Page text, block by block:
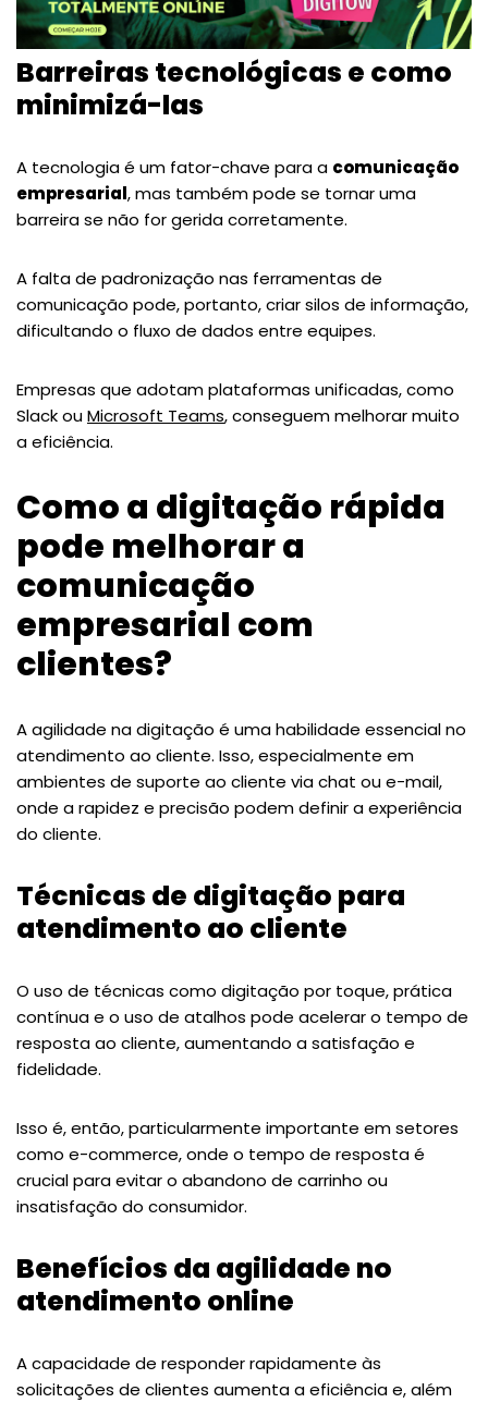
Barreiras tecnológicas e como
minimizá-las
A tecnologia é um fator-chave para a comunicação
empresarial, mas também pode se tornar uma
barreira se não for gerida corretamente.
A falta de padronização nas ferramentas de
comunicação pode, portanto, criar silos de informação,
dificultando o fluxo de dados entre equipes.
Empresas que adotam plataformas unificadas, como
Slack ouMicrosoft Teams, conseguem melhorar muito
a eficiência​.
Como a digitação rápida
pode melhorar a
comunicação
empresarial com
clientes?
A agilidade na digitação é uma habilidade essencial no
atendimento ao cliente. Isso, especialmente em
ambientes de suporte ao cliente via chat ou e-mail,
onde a rapidez e precisão podem definir a experiência
do cliente.
Técnicas de digitação para
atendimento ao cliente
O uso de técnicas como digitação por toque, prática
contínua e o uso de atalhos pode acelerar o tempo de
resposta ao cliente, aumentando a satisfação e
fidelidade.
Isso é, então, particularmente importante em setores
como e-commerce, onde o tempo de resposta é
crucial para evitar o abandono de carrinho ou
insatisfação do consumidor​.
Benefícios da agilidade no
atendimento online
A capacidade de responder rapidamente às
solicitações de clientes aumenta a eficiência e, além